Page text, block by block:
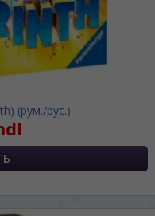
(рум./рус.)